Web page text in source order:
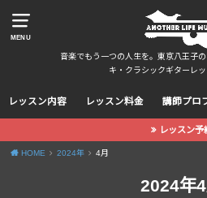
MENU
音楽でもう一つの人生を。東京八王子
キ・クラシックギターレッ
レッスン内容 レッスン料金 講師プロ
レッスン予
HOME 2024年 4月
2024年4